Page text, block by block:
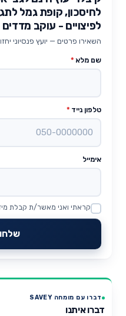
לחיסכון, קופת גמל
לפיצויים - עוקב
השאירו פרטים — יועץ פנסיוני יחזור
שם מלא *
טלפון נייד *
אימייל
Website
קראתי ואני מאשר/ת קבלת
שלחו
דברו עם מומחה SAVEY
דברו איתנו